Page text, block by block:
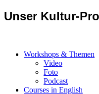
Unser Kultur-
Workshops & Themen
Video
Foto
Podcast
Courses in English